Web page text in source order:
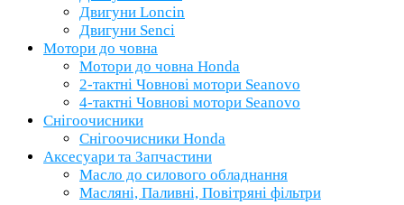
Двигуни Loncin
Двигуни Senci
Мотори до човна
Мотори до човна Honda
2-тактні Човнові мотори Seanovo
4-тактні Човнові мотори Seanovo
Снігоочисники
Снігоочисники Honda
Аксесуари та Запчастини
Масло до силового обладнання
Масляні, Паливні, Повітряні фільтри